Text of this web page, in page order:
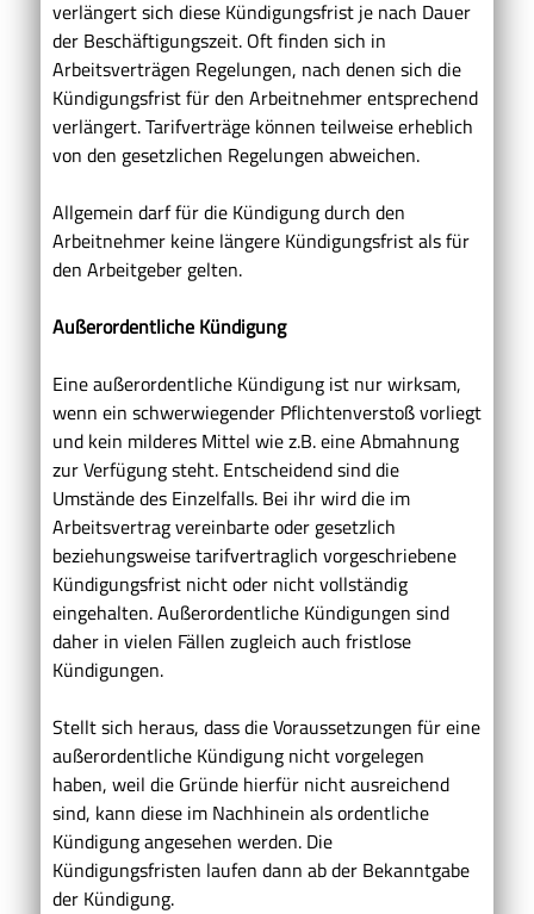
verlängert sich diese Kündigungsfrist je nach Dauer
der Beschäftigungszeit. Oft finden sich in
Arbeitsverträgen Regelungen, nach denen sich die
Kündigungsfrist für den Arbeitnehmer entsprechend
verlängert. Tarifverträge können teilweise erheblich
von den gesetzlichen Regelungen abweichen.
Allgemein darf für die Kündigung durch den
Arbeitnehmer keine längere Kündigungsfrist als für
den Arbeitgeber gelten.
Außerordentliche Kündigung
Eine außerordentliche Kündigung ist nur wirksam,
wenn ein schwerwiegender Pflichtenverstoß vorliegt
und kein milderes Mittel wie z.B. eine Abmahnung
zur Verfügung steht. Entscheidend sind die
Umstände des Einzelfalls. Bei ihr wird die im
Arbeitsvertrag vereinbarte oder gesetzlich
beziehungsweise tarifvertraglich vorgeschriebene
Kündigungsfrist nicht oder nicht vollständig
eingehalten. Außerordentliche Kündigungen sind
daher in vielen Fällen zugleich auch fristlose
Kündigungen.
Stellt sich heraus, dass die Voraussetzungen für eine
außerordentliche Kündigung nicht vorgelegen
haben, weil die Gründe hierfür nicht ausreichend
sind, kann diese im Nachhinein als ordentliche
Kündigung angesehen werden. Die
Kündigungsfristen laufen dann ab der Bekanntgabe
der Kündigung.